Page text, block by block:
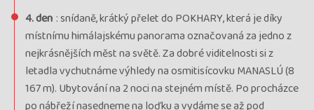
4. den : snídaně, krátký přelet do POKHARY, která je díky
místnímu himálajskému panorama označovaná za jedno z
nejkrásnějších měst na světě. Za dobré viditelnosti si z
letadla vychutnáme výhledy na osmitisícovku MANASLÚ (8
167 m). Ubytování na 2 noci na stejném místě. Po procházce
po nábřeží nasedneme na loďku a vydáme se až pod